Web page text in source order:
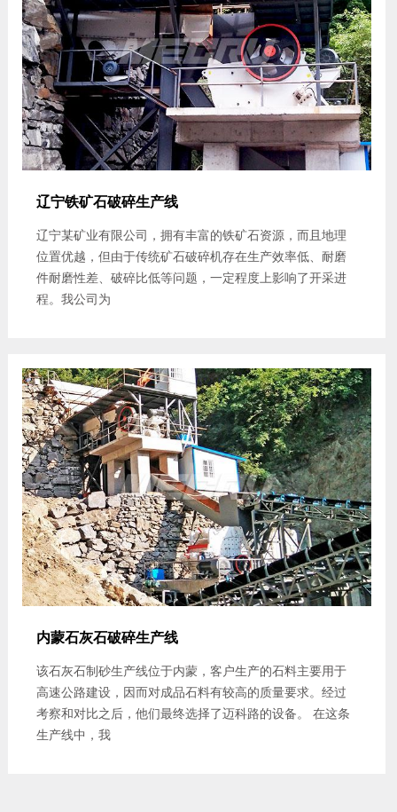
辽宁铁矿石破碎生产线
辽宁某矿业有限公司，拥有丰富的铁矿石资源，而且地理
位置优越，但由于传统矿石破碎机存在生产效率低、耐磨
件耐磨性差、破碎比低等问题，一定程度上影响了开采进
程。我公司为
内蒙石灰石破碎生产线
该石灰石制砂生产线位于内蒙，客户生产的石料主要用于
高速公路建设，因而对成品石料有较高的质量要求。经过
考察和对比之后，他们最终选择了迈科路的设备。 在这条
生产线中，我